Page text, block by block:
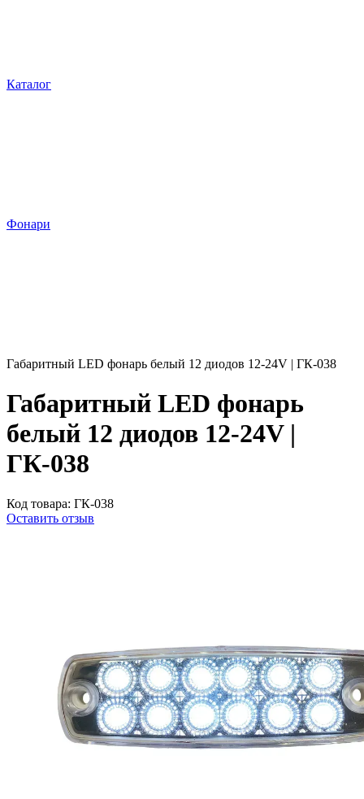
Каталог
Фонари
Габаритный LED фонарь белый 12 диодов 12-24V | ГК-038
Габаритный LED фонарь
белый 12 диодов 12-24V |
ГК-038
Код товара: ГК-038
Оставить отзыв